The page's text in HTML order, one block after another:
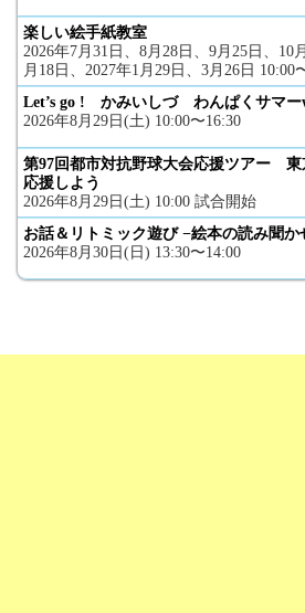
楽しい絵手紙教室
2026年7月31日、8月28日、9月25日、10
月18日、2027年1月29日、3月26日
Let’s go ! かみいしづ わんぱくサマー
2026年8月29日(土) 10:00〜16:30
第97回都市対抗野球大会応援ツアー 東
応援しよう
2026年8月29日(土) 10:00 試合開始
お話＆リトミック遊び −絵本の読み聞か
2026年8月30日(日) 13:30〜14:00